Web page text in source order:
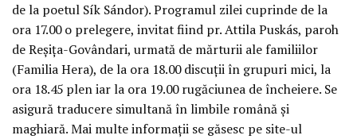
de la poetul Sík Sándor). Programul zilei cuprinde de la
ora 17.00 o prelegere, invitat fiind pr. Attila Puskás, paroh
de Reșița-Govândari, urmată de mărturii ale familiilor
(Familia Hera), de la ora 18.00 discuții în grupuri mici, la
ora 18.45 plen iar la ora 19.00 rugăciunea de încheiere. Se
asigură traducere simultană în limbile română și
maghiară. Mai multe informații se găsesc pe site-ul